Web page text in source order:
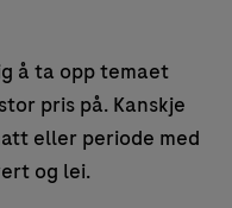
å ta opp temaet
pris på. Kanskje
eller periode med
og lei.